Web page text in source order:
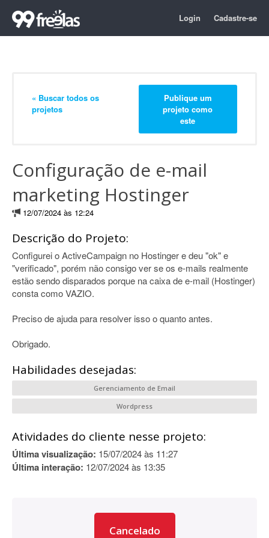
Login Cadastre-se
« Buscar todos os
projetos
Publique um
projeto como
este
Configuração de e-mail
marketing Hostinger
12/07/2024 às 12:24
Descrição do Projeto:
Configurei o ActiveCampaign no Hostinger e deu "ok" e
"verificado", porém não consigo ver se os e-mails realmente
estão sendo disparados porque na caixa de e-mail (Hostinger)
consta como VAZIO.
Preciso de ajuda para resolver isso o quanto antes.
Obrigado.
Habilidades desejadas:
Gerenciamento de Email
Wordpress
Atividades do cliente nesse projeto:
Última visualização: 15/07/2024 às 11:27
Última interação: 12/07/2024 às 13:35
Cancelado